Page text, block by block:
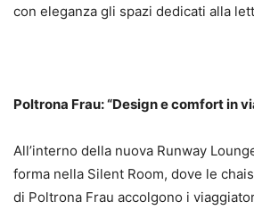
con eleganza gli spazi dedicati alla
Poltrona Frau: “Design e comfort in
All’interno della nuova Runway
forma nella Silent Room, dove le
di Poltrona Frau accolgono i